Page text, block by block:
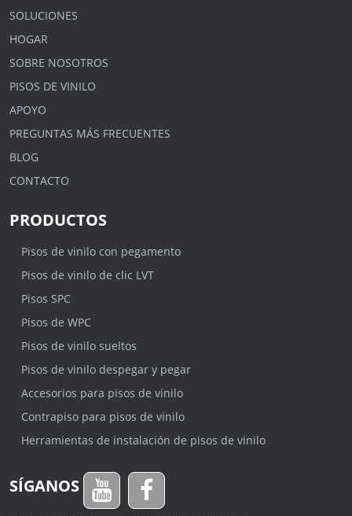
SOLUCIONES
HOGAR
SOBRE NOSOTROS
PISOS DE VINILO
APOYO
PREGUNTAS MÁS FRECUENTES
BLOG
CONTACTO
PRODUCTOS
Pisos de vinilo con pegamento
Pisos de vinilo de clic LVT
Pisos SPC
Pisos de WPC
Pisos de vinilo sueltos
Pisos de vinilo despegar y pegar
Accesorios para pisos de vinilo
Contrapiso para pisos de vinilo
Herramientas de instalación de pisos de vinilo
SÍGANOS